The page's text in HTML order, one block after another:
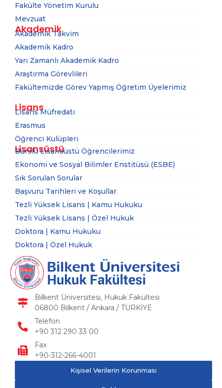
Fakülte Yönetim Kurulu
Mevzuat
Akademik
Akademik Takvim
Akademik Kadro
Yarı Zamanlı Akademik Kadro
Araştırma Görevlileri
Fakültemizde Görev Yapmış Öğretim Üyelerimiz
Lisans
Lisans Müfredatı
Erasmus
Öğrenci Kulüpleri
Lisansüstü
Burslu Lisansüstü Öğrencilerimiz
Ekonomi ve Sosyal Bilimler Enstitüsü (ESBE)
Sık Sorulan Sorular
Başvuru Tarihleri ve Koşullar
Tezli Yüksek Lisans | Kamu Hukuku
Tezli Yüksek Lisans | Özel Hukuk
Doktora | Kamu Hukuku
Doktora | Özel Hukuk
Bilkent Üniversitesi, Hukuk Fakültesi
06800 Bilkent / Ankara / TÜRKİYE
Telefon
+90 312 290 33 00
Fax
+90-312-266-4001
Kişisel Verilerin Korunması